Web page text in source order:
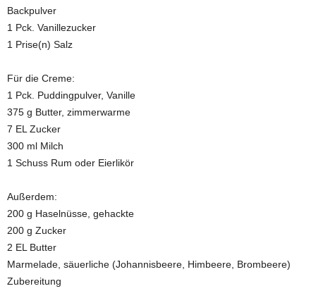
Backpulver
1 Pck. Vanillezucker
1 Prise(n) Salz
Für die Creme:
1 Pck. Puddingpulver, Vanille
375 g Butter, zimmerwarme
7 EL Zucker
300 ml Milch
1 Schuss Rum oder Eierlikör
Außerdem:
200 g Haselnüsse, gehackte
200 g Zucker
2 EL Butter
Marmelade, säuerliche (Johannisbeere, Himbeere, Brombeere)
Zubereitung